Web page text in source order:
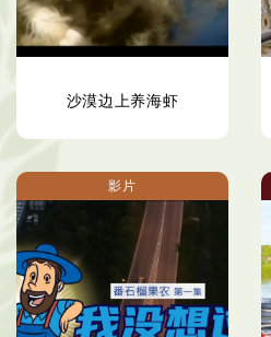
沙漠边上养海虾
影片